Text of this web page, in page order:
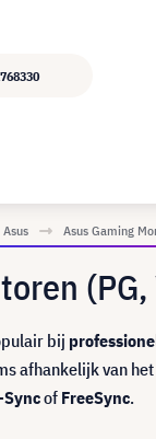
Asus Asus Gaming
(PG,
bij
afhankelijk van
Syncof FreeSync.